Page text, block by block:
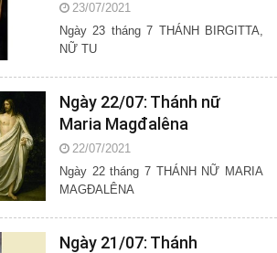
23/07/2021
Ngày 23 tháng 7 THÁNH BIRGITTA,
NỮ TU
Ngày 22/07: Thánh nữ
Maria Magđalêna
22/07/2021
Ngày 22 tháng 7 THÁNH NỮ MARIA
MAGĐALÊNA
Ngày 21/07: Thánh